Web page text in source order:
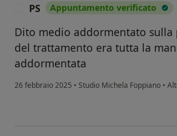
PS Appuntamento verificato
Dito medio addormentato sulla
del trattamento era tutta la
addormentata
26 febbraio 2025 • Studio Michela Foppiano •